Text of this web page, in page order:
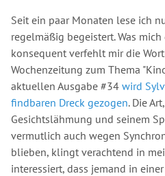
Seit ein paar Monaten lese ich
regelmäßig begeistert. Was
konsequent verfehlt mir die
Wochenzeitung zum Thema
aktuellen Ausgabe #34 wird
findbaren Dreck gezogen. Die
Gesichtslähmung und seinem
vermutlich auch wegen
blieben, klingt verachtend in
interessiert, dass jemand in